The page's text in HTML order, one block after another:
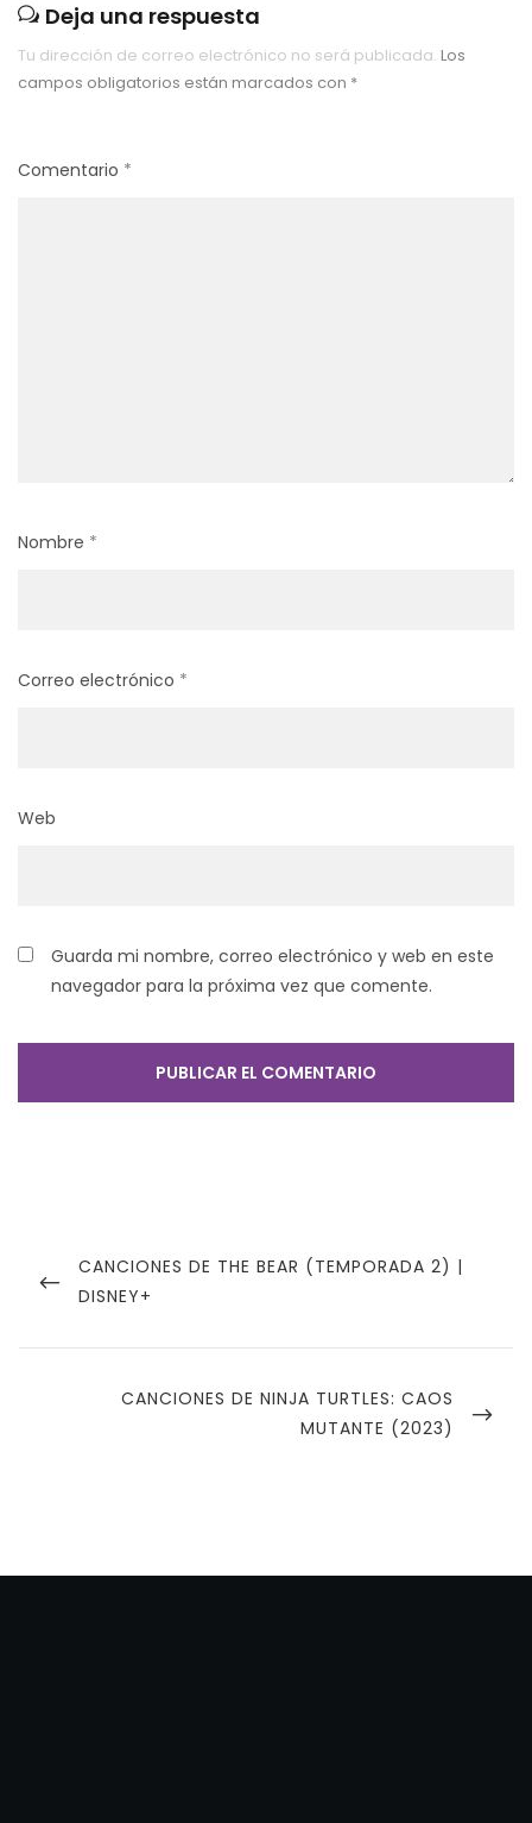
Deja una respuesta
Tu dirección de correo electrónico no será publicada. Los
campos obligatorios están marcados con *
Comentario *
Nombre *
Correo electrónico *
Web
Guarda mi nombre, correo electrónico y web en este
navegador para la próxima vez que comente.
de
entradas
PREVIOUS
POST
CANCIONES DE THE BEAR (TEMPORADA 2) |
DISNEY+
NEXT
CANCIONES DE NINJA TURTLES: CAOS
MUTANTE (2023)